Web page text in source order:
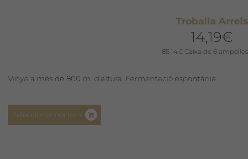
Troballa Arrels
14,19€
85,14€ Caixa de 6
Vinya a més de 800 m. d’altura. Fermentació espontània
Seleccionar opcions